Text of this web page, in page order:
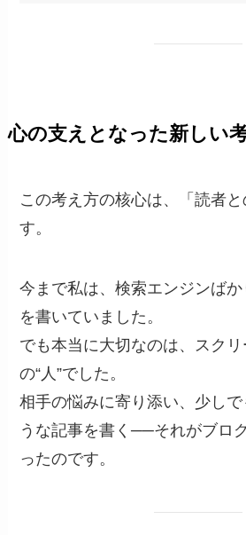
心の支えとなった新しい
この考え方の核心は、「読者
す。
今まで私は、検索エンジンば
を書いていました。
でも本当に大切なのは、スクリ
の“人”でした。
相手の悩みに寄り添い、少し
うな記事を書く──それがブロ
ったのです。